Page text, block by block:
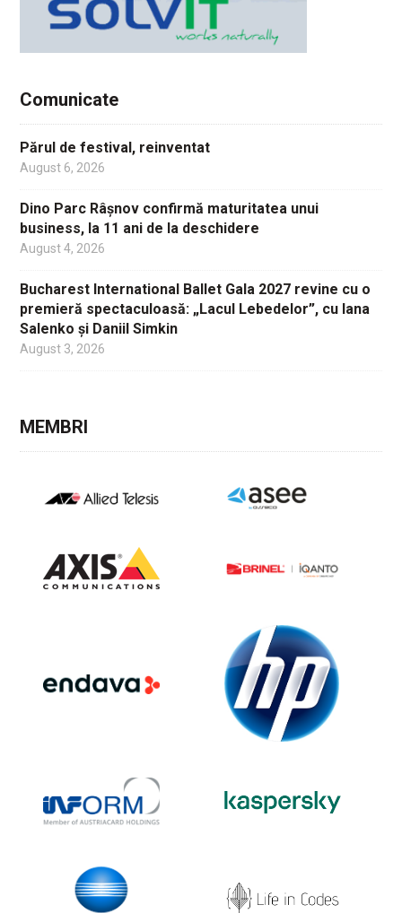
Comunicate
Părul de festival, reinventat
August 6, 2026
Dino Parc Râșnov confirmă maturitatea unui
business, la 11 ani de la deschidere
August 4, 2026
Bucharest International Ballet Gala 2027 revine cu o
premieră spectaculoasă: „Lacul Lebedelor”, cu Iana
Salenko și Daniil Simkin
August 3, 2026
MEMBRI